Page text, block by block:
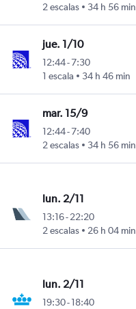
2 escalas
34 h 56 min
jue. 1/10
12:44-7:30
1 escala
34 h 46 min
mar. 15/9
12:44-7:40
2 escalas
34 h 56 min
lun. 2/11
13:16-22:20
2 escalas
26 h 04 min
lun. 2/11
19:30-18:40